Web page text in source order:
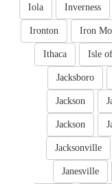
Inverness
Iola
Iron
Ironton
Isle
Ithaca
Jacksboro
Jackson
Jackson
Jacksonville
Janesville